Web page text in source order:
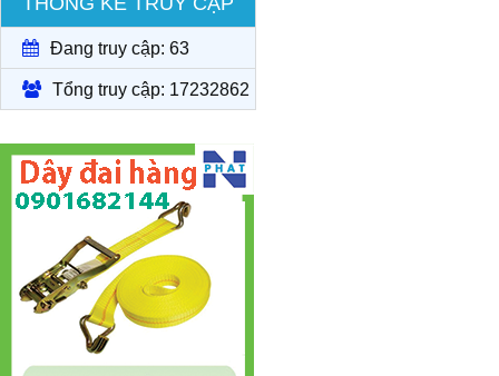
Đang truy cập: 63
Tổng truy cập: 17232862